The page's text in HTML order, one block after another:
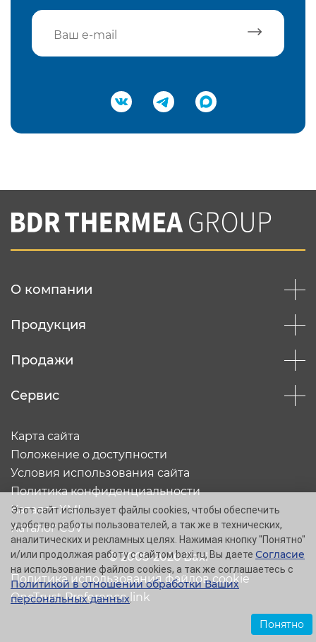
Подтвердить e-mail
Вы соглашаетесь с нашей политикой
конфеденциальности
О компании
Продукция
Продажи
Сервис
© 2005-2026 Baxi
Карта сайта
Положение о доступности
Условия использования сайта
Политика конфиденциальности
Каталог XML
Каталог CSV
Политика использования файлов cookie
OneTrust Preference link
Этот сайт использует файлы cookies, чтобы обеспечить
удобство работы пользователей, а так же в технических,
аналитических и рекламных целях. Нажимая кнопку "Понятно"
и/или продолжая работу с сайтом baxi.ru, Вы даете Согласие
на использование файлов cookies, а так же соглашаетесь с
Политикой в отношении обработки Ваших
персональных данных.
Понятно